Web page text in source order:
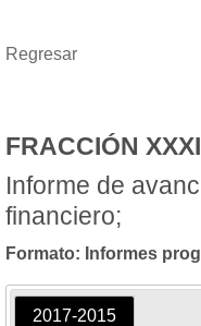
Regresar
FRACCIÓN XXXI
Informe de
financiero;
Formato: Informes
2017-2015